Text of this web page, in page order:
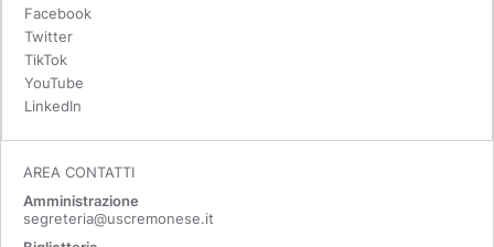
Facebook
Twitter
TikTok
YouTube
LinkedIn
AREA CONTATTI
Amministrazione
segreteria@uscremonese.it